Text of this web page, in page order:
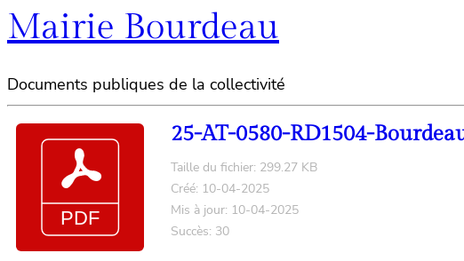
Mairie Bourdeau
Documents publiques de la collectivité
25-AT-0580-RD1504-
Taille du fichier: 299.27 KB
Créé: 10-04-2025
Mis à jour: 10-04-2025
Succès: 30